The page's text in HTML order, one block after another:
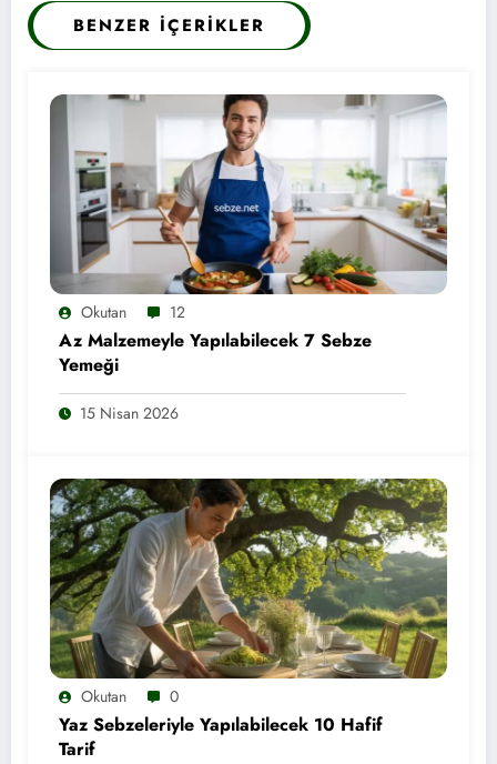
BENZER İÇERIKLER
Okutan 12
Az Malzemeyle Yapılabilecek 7 Sebze
Yemeği
15 Nisan 2026
Okutan 0
Yaz Sebzeleriyle Yapılabilecek 10 Hafif
Tarif